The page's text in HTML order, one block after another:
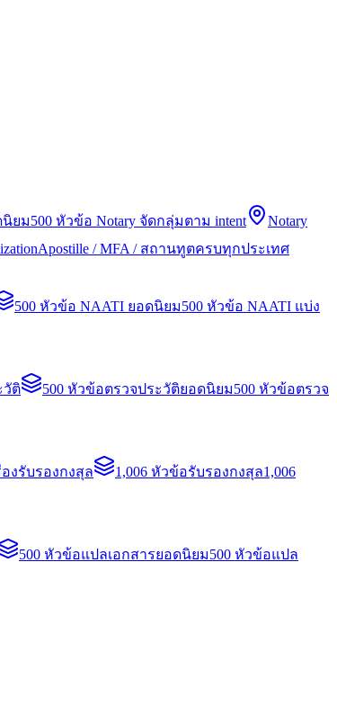
นิยม500 หัวข้อ Notary จัดกลุ่มตาม intent
Notary
Apostille / MFA / สถานทูตครบทุกประเทศ
500 หัวข้อ NAATI ยอดนิยม500 หัวข้อ NAATI แบ่ง
วัติ 500 หัวข้อตรวจประวัติยอดนิยม500 หัวข้อตรวจ
งรับรองกงสุล 1,006 หัวข้อรับรองกงสุล1,006
500 หัวข้อแปลเอกสารยอดนิยม500 หัวข้อแปล